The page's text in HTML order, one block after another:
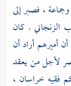
، فصبر إلى
الزنجاني . كان
أميرهم أراد أن
لأجل من يعقد
فقيه خراسان ،